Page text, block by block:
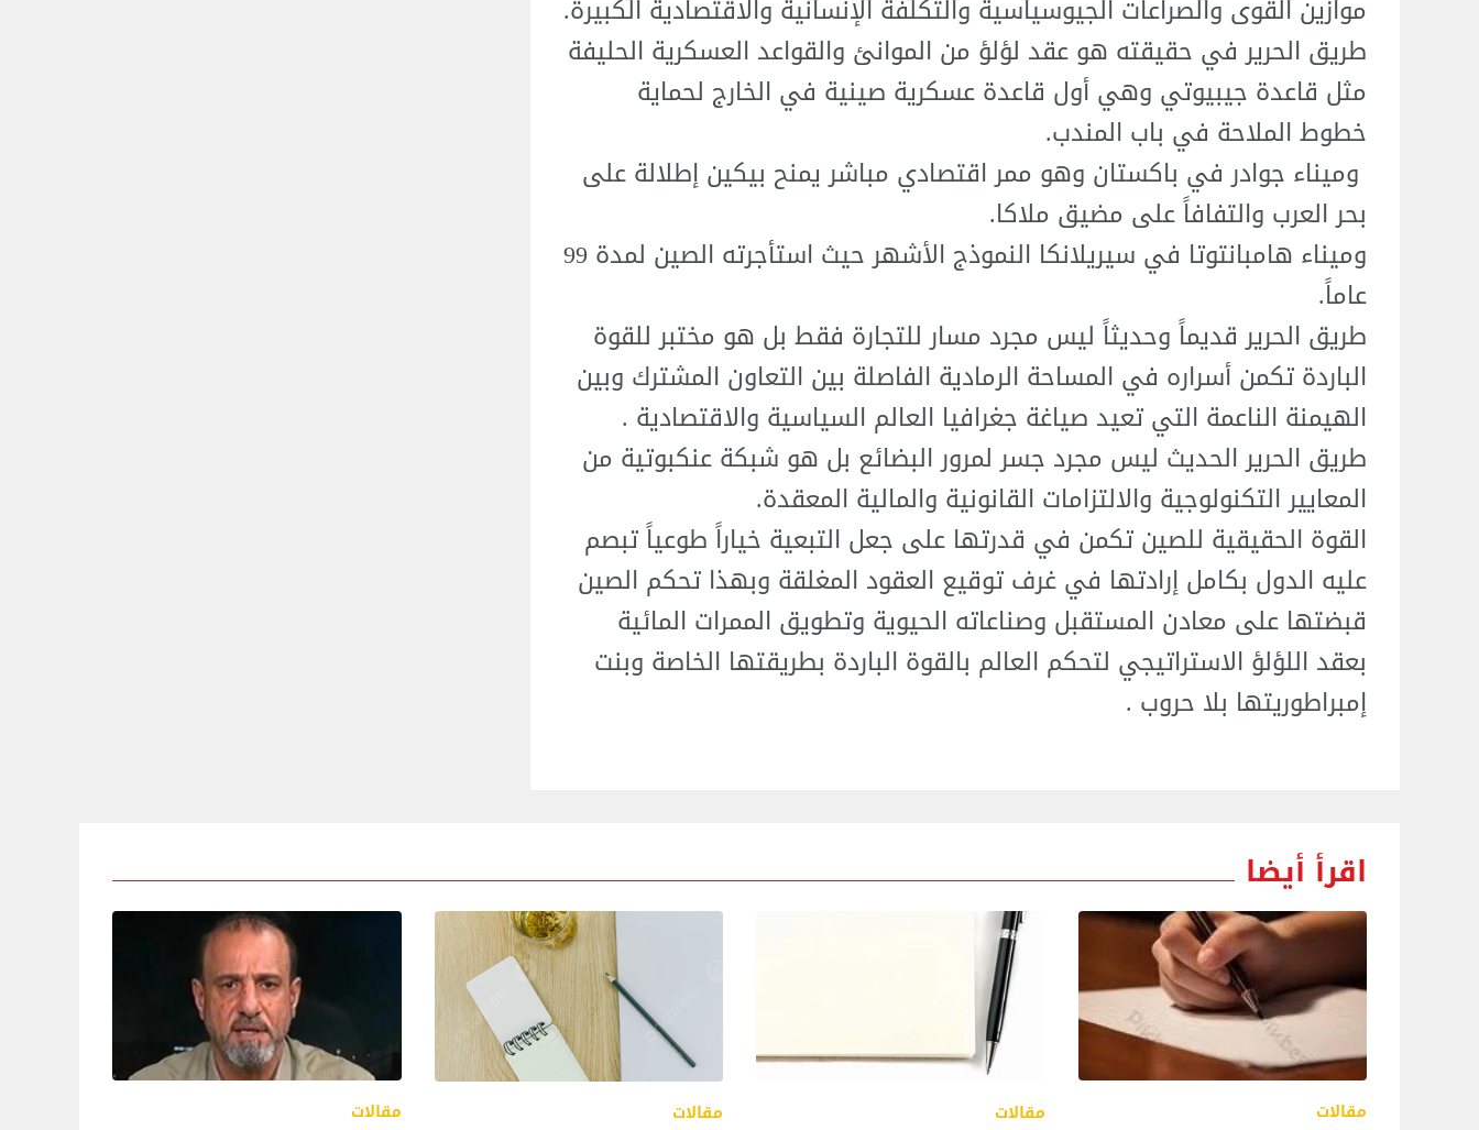
موازين القوى والصراعات الجيوسياسية والتكلفة الإنسانية والاقتصادية الكبيرة.
طريق الحرير في حقيقته هو عقد لؤلؤ من الموانئ والقواعد العسكرية الحليفة
مثل قاعدة جيبيوتي وهي أول قاعدة عسكرية صينية في الخارج لحماية
خطوط الملاحة في باب المندب.
وميناء جوادر في باكستان وهو ممر اقتصادي مباشر يمنح بيكين إطلالة على
بحر العرب والتفافاً على مضيق ملاكا.
وميناء هامبانتوتا في سيريلانكا النموذج الأشهر حيث استأجرته الصين لمدة 99
عاماً.
طريق الحرير قديماً وحديثاً ليس مجرد مسار للتجارة فقط بل هو مختبر للقوة
الباردة تكمن أسراره في المساحة الرمادية الفاصلة بين التعاون المشترك وبين
الهيمنة الناعمة التي تعيد صياغة جغرافيا العالم السياسية والاقتصادية .
طريق الحرير الحديث ليس مجرد جسر لمرور البضائع بل هو شبكة عنكبوتية من
المعايير التكنولوجية والالتزامات القانونية والمالية المعقدة.
القوة الحقيقية للصين تكمن في قدرتها على جعل التبعية خياراً طوعياً تبصم
عليه الدول بكامل إرادتها في غرف توقيع العقود المغلقة وبهذا تحكم الصين
قبضتها على معادن المستقبل وصناعاته الحيوية وتطويق الممرات المائية
بعقد اللؤلؤ الاستراتيجي لتحكم العالم بالقوة الباردة بطريقتها الخاصة وبنت
إمبراطوريتها بلا حروب .
اقرأ أيضا
مقالات مقالات مقالات مقالات